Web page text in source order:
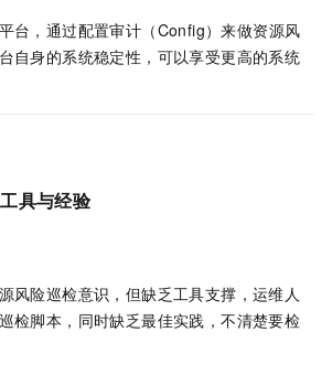
台，通过配置审计（Config）来做资源风
自身的系统稳定性，可以享受更高的系统
具与经验
风险巡检意识，但缺乏工具支撑，运维人
检脚本，同时缺乏最佳实践，不清楚要检